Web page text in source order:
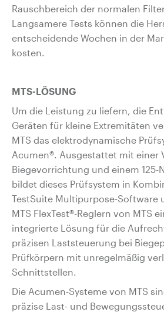
Rauschbereich der normalen
Langsamere Tests können die
entscheidende Wochen in der
kosten.
MTS-LÖSUNG
Um die Leistung zu liefern, die
Geräten für kleine Extremitäten
MTS das elektrodynamische
Acumen®. Ausgestattet mit einer
Biegevorrichtung und einem 125-
bildet dieses Prüfsystem in
TestSuite Multipurpose-Software
MTS FlexTest®-Reglern von MTS
integrierte Lösung für die
präzisen Laststeuerung bei
Prüfkörpern mit unregelmäßig
Schnittstellen.
Die Acumen-Systeme von MTS
präzise Last- und